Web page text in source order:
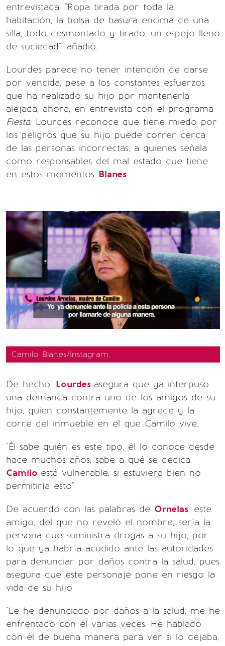
entrevistada. "Ropa tirada por toda la
habitación, la bolsa de basura encima de una
silla, todo desmontado y tirado, un espejo lleno
de suciedad", añadió.
Lourdes parece no tener intención de darse
por vencida, pese a los constantes esfuerzos
que ha realizado su hijo por mantenerla
alejada; ahora, en entrevista con el programa
Fiesta, Lourdes reconoce que tiene miedo por
los peligros que su hijo puede correr cerca
de las personas incorrectas, a quienes señala
como responsables del mal estado que tiene
en estos momentos Blanes.
Camilo Blanes/Instagram.
De hecho, Lourdes asegura que ya interpuso
una demanda contra uno de los amigos de su
hijo, quien constantemente la agrede y la
corre del inmueble en el que Camilo vive.
"Él sabe quién es este tipo, él lo conoce desde
hace muchos años, sabe a qué se dedica.
Camilo está vulnerable, si estuviera bien no
permitiría esto"
De acuerdo con las palabras de Ornelas, este
amigo, del que no reveló el nombre, sería la
persona que suministra drogas a su hijo, por
lo que ya habría acudido ante las autoridades
para denunciar por daños contra la salud, pues
asegura que este personaje pone en riesgo la
vida de su hijo.
"Le he denunciado por daños a la salud, me he
enfrentado con él varias veces. He hablado
con él de buena manera para ver si lo dejaba,